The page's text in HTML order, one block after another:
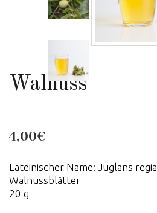
Walnuss
4,00€
Lateinischer Name: Juglans regia
Walnussblätter
20 g